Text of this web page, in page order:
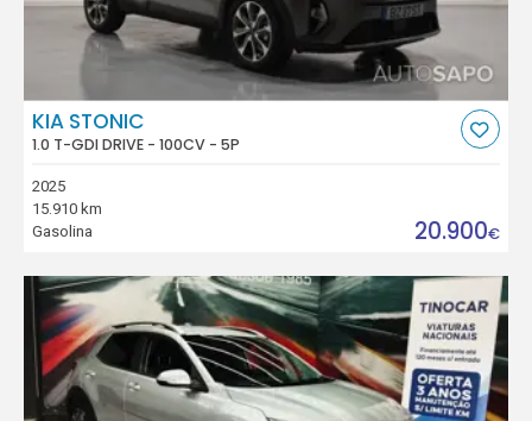
KIA STONIC
1.0 T-GDI DRIVE - 100CV - 5P
2025
15.910 km
Gasolina
20.900€